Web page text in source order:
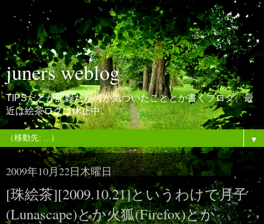
juners weblog
TIPSだとか記録だか何か気づいたこととか書くブログ。最
近は絵茶ログは休止中。
▼
2009年10月22日木曜日
[珠絵茶][2009.10.21]というわけで月子
(Lunascape)とか火狐(Firefox)とか